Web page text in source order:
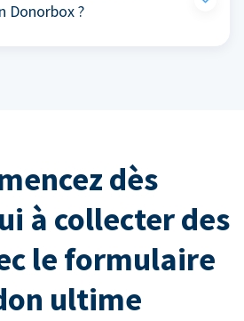
Donorbox ?
dès
à collecter des
le formulaire
ultime